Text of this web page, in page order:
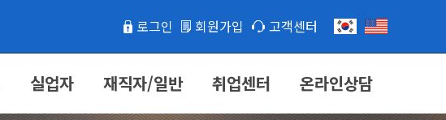
로그인 회원가입 고객센터
실업자 재직자/일반 취업센터 온라인상담